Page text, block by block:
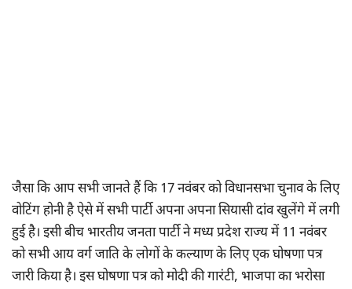
जैसा कि आप सभी जानते हैं कि 17 नवंबर को विधानसभा चुनाव के लिए
वोटिंग होनी है ऐसे में सभी पार्टी अपना अपना सियासी दांव खुलेंगे में लगी
हुई है। इसी बीच भारतीय जनता पार्टी ने मध्य प्रदेश राज्य में 11 नवंबर
को सभी आय वर्ग जाति के लोगों के कल्याण के लिए एक घोषणा पत्र
जारी किया है। इस घोषणा पत्र को मोदी की गारंटी, भाजपा का भरोसा